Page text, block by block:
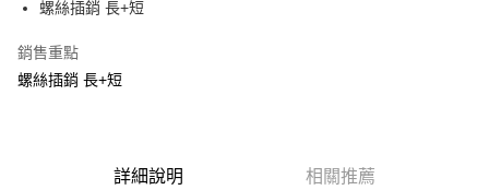
悠遊付
ATM付款
螺絲插銷 長+短
銷售重點
螺絲插銷 長+短
詳細說明 相關推薦